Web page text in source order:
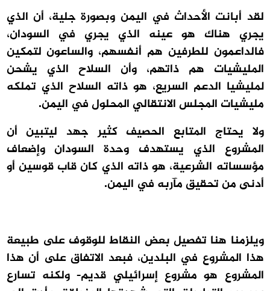
لقد أبانت الأحداث في اليمن وبصورة جلية، أن الذي
يجري هناك هو عينه الذي يجري في السودان،
فالداعمون للطرفين هم أنفسهم، والساعون لتمكين
المليشيات هم ذاتهم، وأن السلاح الذي يشحن
لمليشيا الدعم السريع، هو ذاته السلاح الذي تملكه
مليشيات المجلس الانتقالي المحلول في اليمن.
ولا يحتاج المتابع الحصيف كثير جهد ليتبين أن
المشروع الذي يستهدف وحدة السودان وإضعاف
مؤسساته الشرعية، هو ذاته الذي كان قاب قوسين أو
أدنى من تحقيق مآربه في اليمن.
ويلزمنا هنا تفصيل بعض النقاط للوقوف على طبيعة
هذا المشروع في البلدين، فبعد الاتفاق على أن هذا
المشروع هو مشروع إسرائيلي قديم- ولكنه تسارع